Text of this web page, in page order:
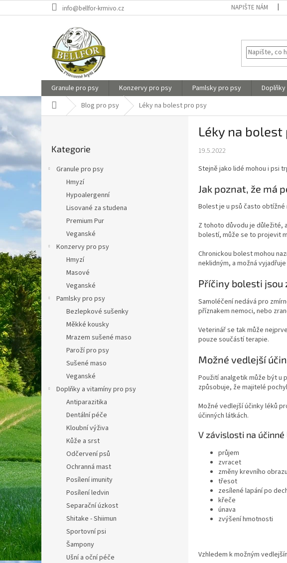
na
info@bellfor-krmivo.cz NAPIŠTE NÁM
Granule pro psy Konzervy pro psy Pamlsky pro psy
Domů Blog pro psy Léky na bolest pro psy
s
t
í
p
l
kategorie
Kategorie
Granule pro psy
Hmyzí
Hypoalergenní
Lisované za studena
Premium Pur
Veganské
Konzervy pro psy
Hmyzí
Masové
Veganské
Pamlsky pro psy
Bezlepkové sušenky
Měkké kousky
Mrazem sušené maso
Paroží pro psy
Sušené maso
Veganské
Doplňky a vitamíny pro psy
Antiparazitika
Dentální péče
Kloubní výživa
Kůže a srst
Odčervení psů
Ochranná mast
Posílení imunity
Posílení ledvin
Separační úzkost
Shitake - Shiimun
Sportovní psi
Šampony
Ušní a oční péče
Léky na bolest
19.5.2022
Stejně jako lidé mohou i psi
Jak poznat, že má
Bolest je u psů často
Z tohoto důvodu je důležité,
bolestí, může se to projevit
Chronickou bolest mohou
neklidným, a možná
Příčiny bolesti jsou
Samoléčení nedává pro
příznakem nemoci, nebo
Veterinář se tak může
pouze součástí terapie.
Možné vedlejší
Použití analgetik může být u
způsobuje, že majitelé
Možné vedlejší účinky léků
účinných látkách.
V závislosti na
průjem
zvracet
změny krevního obrazu
třesot
zesílené lapání po
křeče
únava
zvýšení hmotnosti
Vzhledem k možným